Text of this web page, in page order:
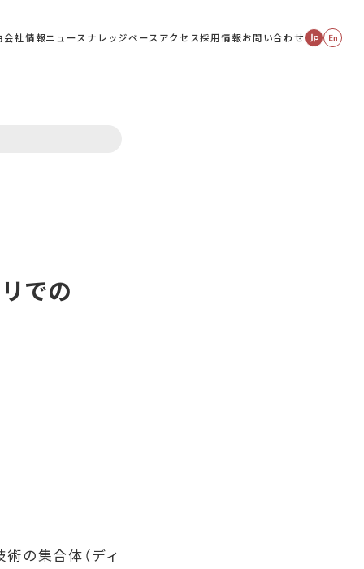
会社情報ニュース ナレッジベース アクセス採用情報お問い合わせ
での
の集合体（ディ